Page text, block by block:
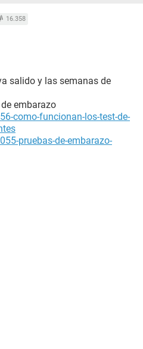
16.358
salido y las semanas de
embarazo
como-funcionan-los-test-de-
pruebas-de-embarazo-